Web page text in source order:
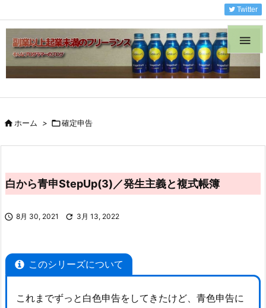

Twitter
ホーム > 確定申告
白から青申StepUp(3)／発生主義と複式帳簿
 8月 30, 2021  3月 13, 2022
このシリーズについて
これまでずっと白色申告をしてきたけど、青色申告に